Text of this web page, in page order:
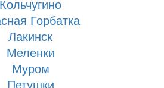
Кольчугино
Горбатка
Лакинск
Меленки
Муром
Петушки